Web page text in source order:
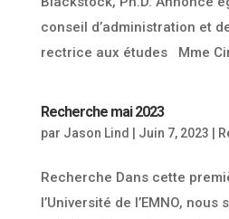
conseil d’administration et
rectrice aux études Mme
Recherche mai 2023
par Jason Lind Juin 7, 2023
Recherche Dans cette
l’Université de l’EMNO,